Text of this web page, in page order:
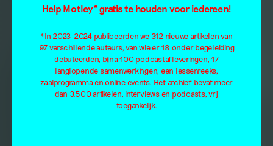
Help Motley* gratis te houden voor iedereen!
*In 2023-2024 publiceerden we 312 nieuwe artikelen van
97 verschillende auteurs, van wie er 18 onder begeleiding
debuteerden, bijna 100 podcastafleveringen, 17
langlopende samenwerkingen, een lessenreeks,
zaalprogramma en online events. Het archief bevat meer
dan 3.500 artikelen, interviews en podcasts, vrij
toegankelijk.